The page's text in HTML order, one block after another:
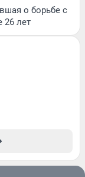
о борьбе с
26 лет